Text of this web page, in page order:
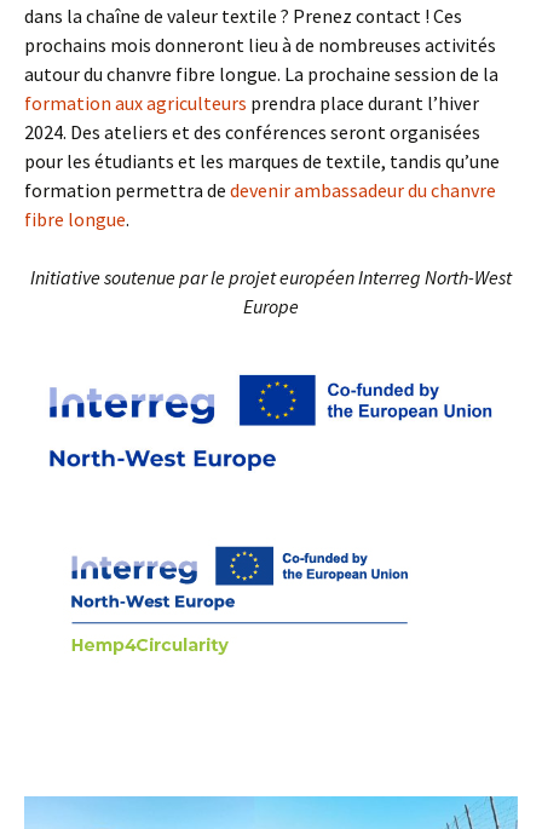
dans la chaîne de valeur textile ? Prenez contact ! Ces
prochains mois donneront lieu à de nombreuses activités
autour du chanvre fibre longue. La prochaine session de la
formation aux agriculteurs prendra place durant l’hiver
2024. Des ateliers et des conférences seront organisées
pour les étudiants et les marques de textile, tandis qu’une
formation permettra de devenir ambassadeur du chanvre
fibre longue.
Initiative soutenue par le projet européen Interreg North-West
Europe